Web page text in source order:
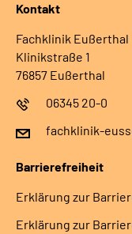
Kontakt
Fachklinik Eußerthal
Klinikstraße 1
76857 Eußerthal
06345 20-0
fachklinik-
Barrierefreiheit
Erklärung zur
Erklärung zur